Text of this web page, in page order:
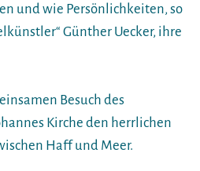
und wie Persönlichkeiten, so
Günther Uecker, ihre
Besuch des
Kirche den herrlichen
Haff und Meer.